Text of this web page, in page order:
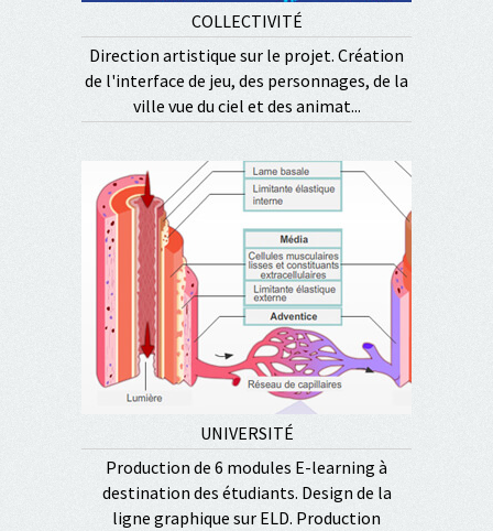
COLLECTIVITÉ
Direction artistique sur le projet. Création
de l'interface de jeu, des personnages, de la
ville vue du ciel et des animat...
UNIVERSITÉ
Production de 6 modules E-learning à
destination des étudiants. Design de la
ligne graphique sur ELD. Production